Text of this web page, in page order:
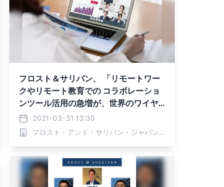
フロスト＆サリバン、 「リモートワー
クやリモート教育での コラボレーショ
ンツール活用の急増が、世界のワイヤ
レス コンテンツシェアリング市場の成
長を牽引」についての分析を発表
2021-03-31 13:30
フロスト・アンド・サリバン・ジャパン 株式会社